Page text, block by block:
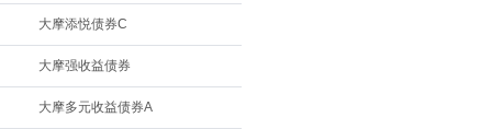
大摩添悦债券C
大摩强收益债券
大摩多元收益债券A